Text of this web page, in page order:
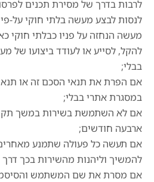
לרבות בדרך של מסירת תכנים
לנסות לבצע מעשה בלתי חוקי על-פי
מעשה הנחזה על פניו כבלתי חוקי
להקל, לסייע או לעודד ביצועו של
בבלי;
אם הפרת את תנאי הסכם זה או
במסגרת אתרי בבלי;
אם לא השתמשת בשירות במשך
ארבעה חודשים;
אם תעשה כל פעולה שתמנע
להמשיך וליהנות מהשירות בכך
אם מסרת את שם המשתמש